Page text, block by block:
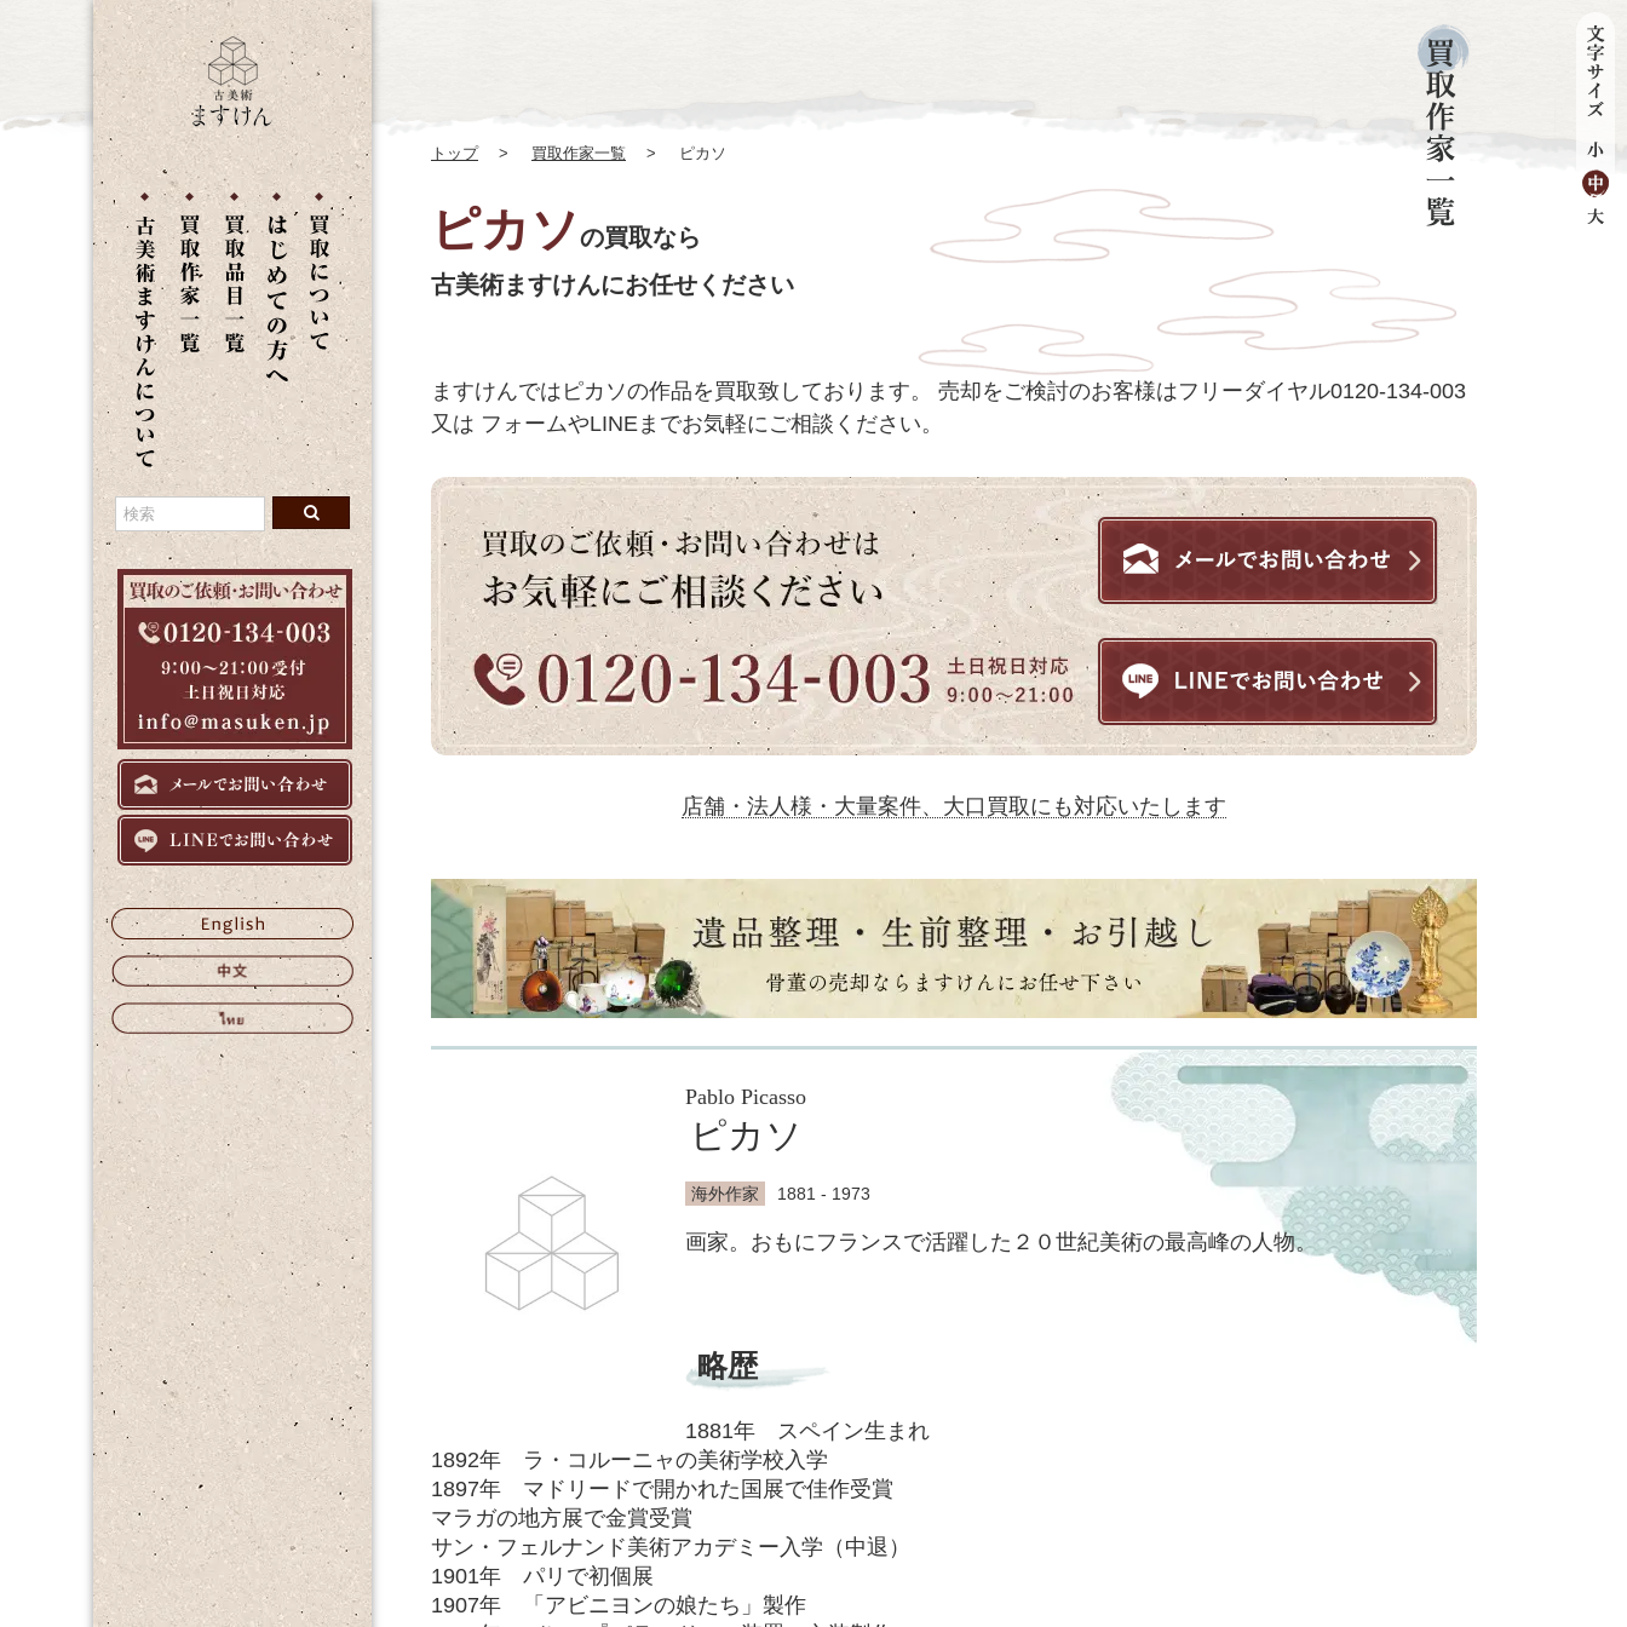
トップ 買取作家一覧 ピカソ
ピカソ の買取なら
古美術ますけんにお任せください
ますけんではピカソの作品を買取致しております。 売却をご検討のお客様はフリーダイヤル0120-134-003
又は フォームやLINEまでお気軽にご相談ください。
店舗・法人様・大量案件、大口買取にも対応いたします
Pablo Picasso
ピカソ
海外作家 1881 - 1973
画家。おもにフランスで活躍した２０世紀美術の最高峰の人物。
略歴
1881年 スペイン生まれ
1892年 ラ・コルーニャの美術学校入学
1897年 マドリードで開かれた国展で佳作受賞
マラガの地方展で金賞受賞
サン・フェルナンド美術アカデミー入学（中退）
1901年 パリで初個展
1907年 「アビニヨンの娘たち」製作